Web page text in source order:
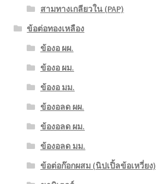
สามทางเกลียวใน (PAP)
ข้อต่อทองเหลือง
ข้องอ ผผ.
ข้องอ ผม.
ข้องอ มม.
ข้องอลด ผผ.
ข้องอลด ผม.
ข้องอลด มม.
ข้อต่อก๊อกผสม (นิปเปิ้ลข้อเหวี่ยง)